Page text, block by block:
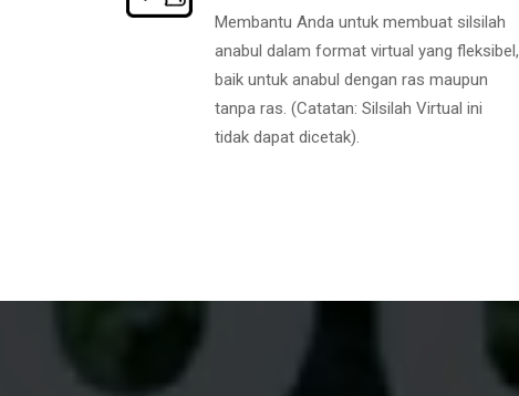
Membantu Anda untuk membuat silsilah
anabul dalam format virtual yang fleksibel,
baik untuk anabul dengan ras maupun
tanpa ras. (Catatan: Silsilah Virtual ini
tidak dapat dicetak).